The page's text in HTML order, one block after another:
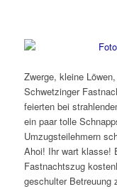
Zwerge, kleine
Schwetzinger
feierten bei
ein paar tolle
Umzugsteilehmern
Ahoi! Ihr wart klasse!
Fastnachtszug
geschulter